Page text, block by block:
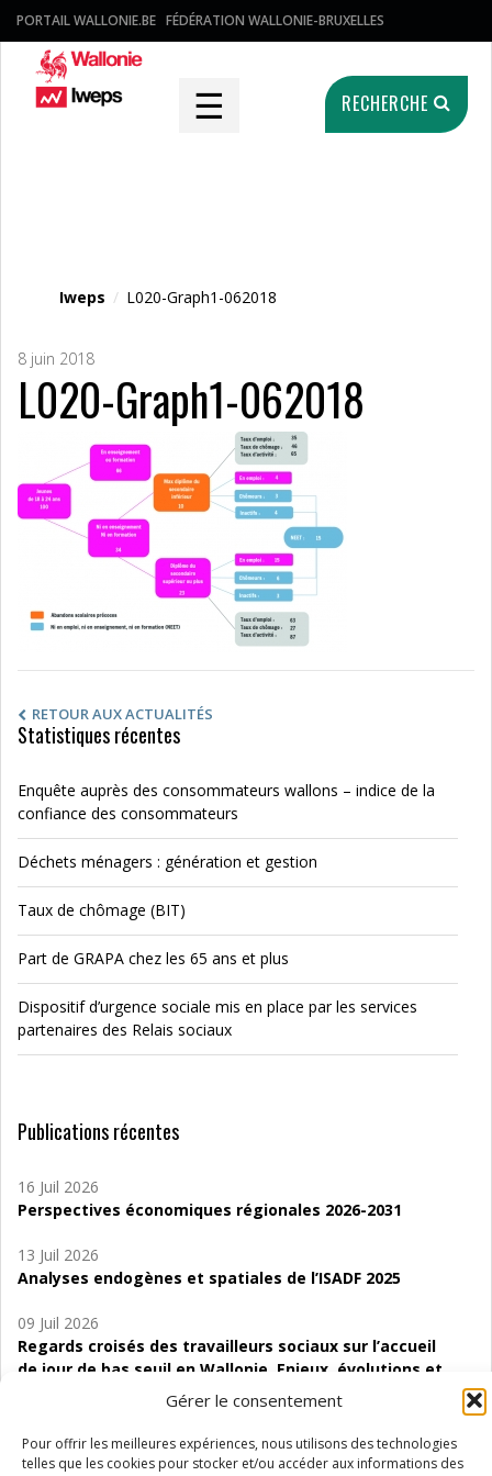
Gérer le consentement
Pour offrir les meilleures expériences, nous utilisons des technologies
telles que les cookies pour stocker et/ou accéder aux informations des
PORTAIL WALLONIE.BE FÉDÉRATION WALLONIE-BRUXELLES
☰ RECHERCHE
Iweps / L020-Graph1-062018
8 juin 2018
L020-Graph1-062018
RETOUR AUX ACTUALITÉS
Statistiques récentes
Enquête auprès des consommateurs wallons – indice de la
confiance des consommateurs
Déchets ménagers : génération et gestion
Taux de chômage (BIT)
Part de GRAPA chez les 65 ans et plus
Dispositif d’urgence sociale mis en place par les services
partenaires des Relais sociaux
Publications récentes
16 Juil 2026
Perspectives économiques régionales 2026-2031
13 Juil 2026
Analyses endogènes et spatiales de l’ISADF 2025
09 Juil 2026
Regards croisés des travailleurs sociaux sur l’accueil
de jour de bas seuil en Wallonie. Enjeux, évolutions et
06 Juil 2026
Étude d’évaluabilité des Structures